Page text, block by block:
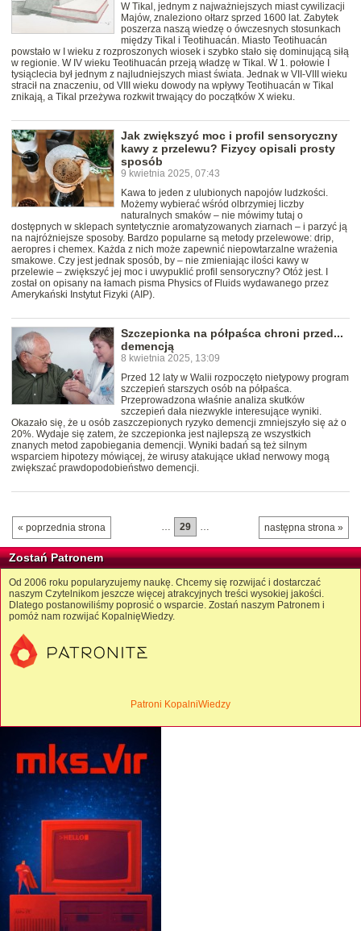
W Tikal, jednym z najważniejszych miast cywilizacji
Majów, znaleziono ołtarz sprzed 1600 lat. Zabytek
poszerza naszą wiedzę o ówczesnych stosunkach
między Tikal i Teotihuacán. Miasto Teotihuacán
powstało w I wieku z rozproszonych wiosek i szybko stało się dominującą siłą
w regionie. W IV wieku Teotihuacán przeją władzę w Tikal. W 1. połowie I
tysiąclecia był jednym z najludniejszych miast świata. Jednak w VII-VIII wieku
stracił na znaczeniu, od VIII wieku dowody na wpływy Teotihuacán w Tikal
znikają, a Tikal przeżywa rozkwit trwający do początków X wieku.
Jak zwiększyć moc i profil sensoryczny
kawy z przelewu? Fizycy opisali prosty
sposób
9 kwietnia 2025, 07:43
Kawa to jeden z ulubionych napojów ludzkości.
Możemy wybierać wśród olbrzymiej liczby
naturalnych smaków – nie mówimy tutaj o
dostępnych w sklepach syntetycznie aromatyzowanych ziarnach – i parzyć ją
na najróżniejsze sposoby. Bardzo popularne są metody przelewowe: drip,
aeropres i chemex. Każda z nich może zapewnić niepowtarzalne wrażenia
smakowe. Czy jest jednak sposób, by – nie zmieniając ilości kawy w
przelewie – zwiększyć jej moc i uwypuklić profil sensoryczny? Otóż jest. I
został on opisany na łamach pisma Physics of Fluids wydawanego przez
Amerykański Instytut Fizyki (AIP).
Szczepionka na półpaśca chroni przed...
demencją
8 kwietnia 2025, 13:09
Przed 12 laty w Walii rozpoczęto nietypowy program
szczepień starszych osób na półpaśca.
Przeprowadzona właśnie analiza skutków
szczepień dała niezwykle interesujące wyniki.
Okazało się, że u osób zaszczepionych ryzyko demencji zmniejszyło się aż o
20%. Wydaje się zatem, że szczepionka jest najlepszą ze wszystkich
znanych metod zapobiegania demencji. Wyniki badań są też silnym
wsparciem hipotezy mówiącej, że wirusy atakujące układ nerwowy mogą
zwiększać prawdopodobieństwo demencji.
« poprzednia strona następna strona »
… 29 …
Zostań Patronem
Od 2006 roku popularyzujemy naukę. Chcemy się rozwijać i dostarczać
naszym Czytelnikom jeszcze więcej atrakcyjnych treści wysokiej jakości.
Dlatego postanowiliśmy poprosić o wsparcie. Zostań naszym Patronem i
pomóż nam rozwijać KopalnięWiedzy.
Patroni KopalniWiedzy